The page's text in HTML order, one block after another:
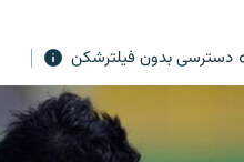
دسترسی بدون فیلترشکن